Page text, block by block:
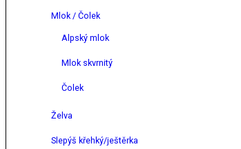
Mlok / Čolek
Alpský mlok
Mlok skvrnitý
Čolek
Želva
Slepýš křehký/ještěrka